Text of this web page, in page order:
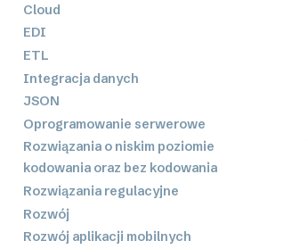
Cloud
EDI
ETL
Integracja danych
JSON
Oprogramowanie serwerowe
Rozwiązania o niskim poziomie
kodowania oraz bez kodowania
Rozwiązania regulacyjne
Rozwój
Rozwój aplikacji mobilnych